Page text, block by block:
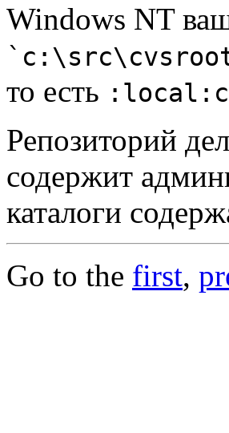
Windows NT
то есть
Репозиторий
содержит
каталоги
Go to the first,